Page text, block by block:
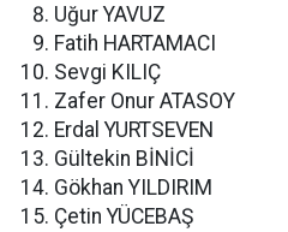
Uğur YAVUZ
Fatih HARTAMACI
Sevgi KILIÇ
Zafer Onur ATASOY
Erdal YURTSEVEN
Gültekin BİNİCİ
Gökhan YILDIRIM
Çetin YÜCEBAŞ